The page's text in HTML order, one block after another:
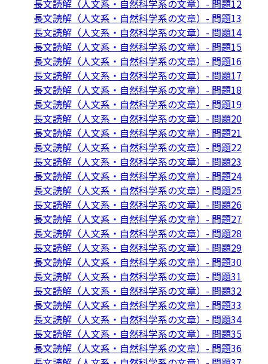
長文読解（人文系・自然科学系の文章）- 問題12
長文読解（人文系・自然科学系の文章）- 問題13
長文読解（人文系・自然科学系の文章）- 問題14
長文読解（人文系・自然科学系の文章）- 問題15
長文読解（人文系・自然科学系の文章）- 問題16
長文読解（人文系・自然科学系の文章）- 問題17
長文読解（人文系・自然科学系の文章）- 問題18
長文読解（人文系・自然科学系の文章）- 問題19
長文読解（人文系・自然科学系の文章）- 問題20
長文読解（人文系・自然科学系の文章）- 問題21
長文読解（人文系・自然科学系の文章）- 問題22
長文読解（人文系・自然科学系の文章）- 問題23
長文読解（人文系・自然科学系の文章）- 問題24
長文読解（人文系・自然科学系の文章）- 問題25
長文読解（人文系・自然科学系の文章）- 問題26
長文読解（人文系・自然科学系の文章）- 問題27
長文読解（人文系・自然科学系の文章）- 問題28
長文読解（人文系・自然科学系の文章）- 問題29
長文読解（人文系・自然科学系の文章）- 問題30
長文読解（人文系・自然科学系の文章）- 問題31
長文読解（人文系・自然科学系の文章）- 問題32
長文読解（人文系・自然科学系の文章）- 問題33
長文読解（人文系・自然科学系の文章）- 問題34
長文読解（人文系・自然科学系の文章）- 問題35
長文読解（人文系・自然科学系の文章）- 問題36